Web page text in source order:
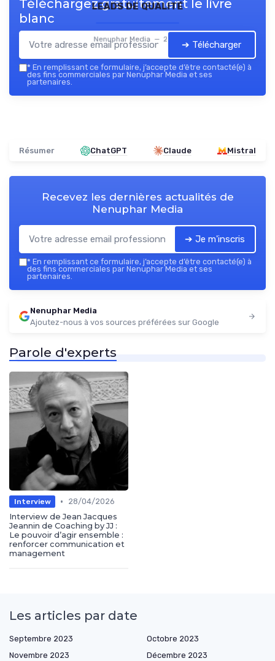
leads de qualité
Nenuphar Media — 2026
Téléchargez gratuitement le livre
blanc
➔ Télécharger
* En remplissant ce formulaire, j’accepte d’être contacté(e) à
des fins commerciales par Nenuphar Media et ses
partenaires.
Résumer ChatGPT Claude Mistral
Recevez les dernières actualités de
Nenuphar Media
➔ Je m'inscris
* En remplissant ce formulaire, j’accepte d’être contacté(e) à
des fins commerciales par Nenuphar Media et ses
partenaires.
Nenuphar Media
Ajoutez-nous à vos sources préférées sur Google
Parole d'experts
Interview •
28/04/2026
Interview de Jean Jacques
Jeannin de Coaching by JJ :
Le pouvoir d’agir ensemble :
renforcer communication et
management
Les articles par date
Septembre 2023
Octobre 2023
Novembre 2023
Décembre 2023